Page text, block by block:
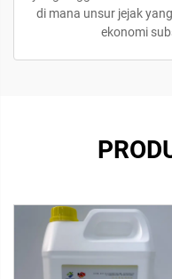
di mana unsur jejak
ekonomi